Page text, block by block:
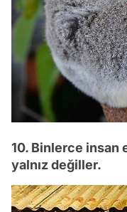
10. Binlerce insan
yalnız değiller.